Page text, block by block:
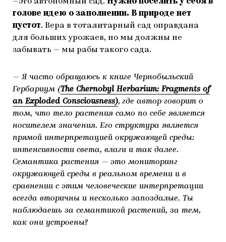
—это автономный сад. Нужно поселить у себя в
голове идею о заполнении. В природе нет
пустот. Вера в тоталитарный сад оправдана
для больших урожаев, но мы должны не
забывать — мы рабы такого сада.
— Я часто обращаюсь к книге Чернобыльский
Гербариум (The Chernobyl Herbarium: Fragments of
an Exploded Consciousness), где автор говорит о
том, что тело растения само по себе является
носителем значения. Его структура является
прямой интерпретацией окружающей среды:
интенсивности света, влаги и так далее.
Семантика растения — это мониторинг
окружающей среды в реальном времени и в
сравнении с этим человеческие интерпретации
всегда вторичны и несколько запоздалые. Ты
наблюдаешь за семантикой растений, за тем,
как они устроены?